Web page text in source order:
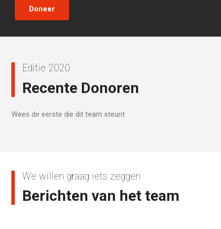
Editie 2020
Recente Donoren
Wees de eerste die dit team steunt
We willen graag iets zeggen
Berichten van het team